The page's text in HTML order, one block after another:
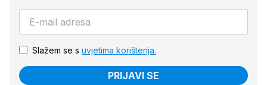
Slažem se s uvjetima korištenja.
PRIJAVI SE